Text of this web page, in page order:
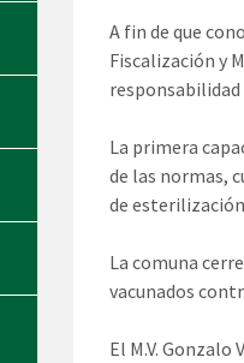
A fin de que
Fiscalización y
responsabilidad
La primera
de las normas,
de
La comuna
vacunados
El M.V.